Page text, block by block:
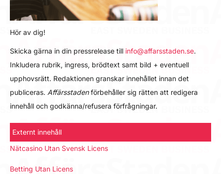
Hör av dig!
Skicka gärna in din pressrelease till info@affarsstaden.se.
Inkludera rubrik, ingress, brödtext samt bild + eventuell
upphovsrätt. Redaktionen granskar innehållet innan det
publiceras. Affärsstadenförbehåller sig rätten att redigera
innehåll och godkänna/refusera förfrågningar.
Externt innehåll
Nätcasino Utan Svensk Licens
Betting Utan Licens